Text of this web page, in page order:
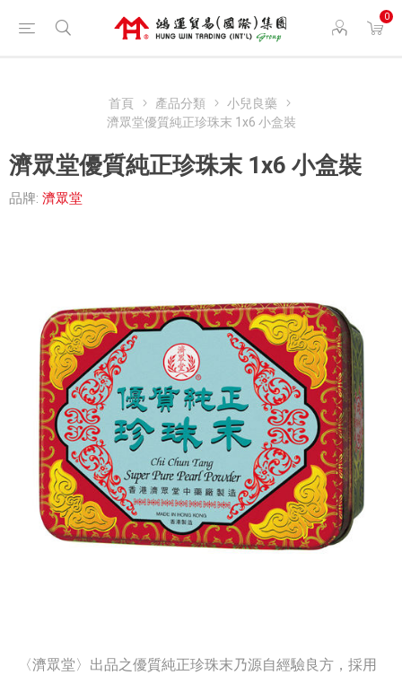
0
首頁 產品分類
小兒良藥
濟眾堂優質純正珍珠末 1x6 小盒裝
濟眾堂優質純正珍珠末 1x6 小盒裝
品牌: 濟眾堂
〈濟眾堂〉出品之優質純正珍珠末乃源自經驗良方，採用